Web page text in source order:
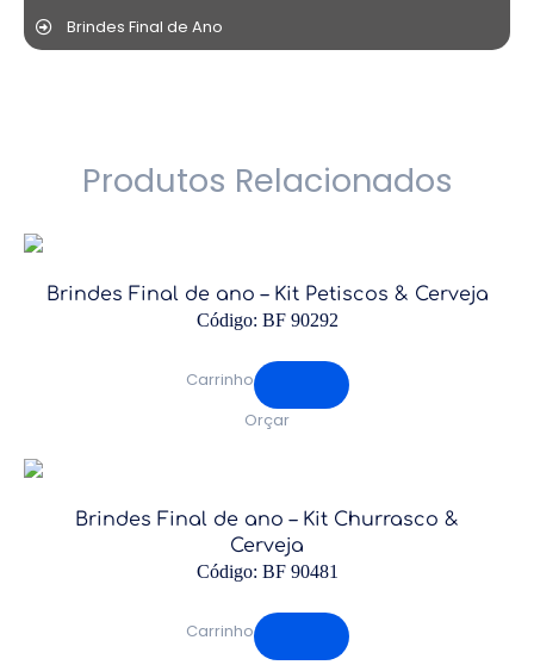
Brindes Final de Ano
Produtos Relacionados
Brindes Final de ano – Kit Petiscos & Cerveja
Código: BF 90292
Carrinho
Orçar
Brindes Final de ano – Kit Churrasco &
Cerveja
Código: BF 90481
Carrinho